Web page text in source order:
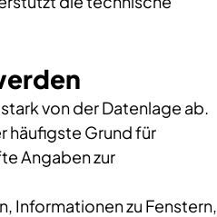
von der Datenlage ab.
häufigste Grund für
Angaben zur
Informationen zu Fenstern,